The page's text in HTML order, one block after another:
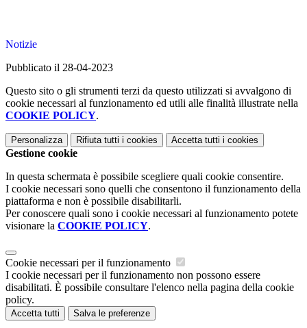
Notizie
Pubblicato il 28-04-2023
Questo sito o gli strumenti terzi da questo utilizzati si avvalgono di
cookie necessari al funzionamento ed utili alle finalità illustrate nella
COOKIE POLICY.
Personalizza Rifiuta tutti i cookies Accetta tutti i cookies
Gestione cookie
In questa schermata è possibile scegliere quali cookie consentire.
I cookie necessari sono quelli che consentono il funzionamento della
piattaforma e non è possibile disabilitarli.
Per conoscere quali sono i cookie necessari al funzionamento potete
visionare la COOKIE POLICY.
Cookie necessari per il funzionamento
I cookie necessari per il funzionamento non possono essere
disabilitati. È possibile consultare l'elenco nella pagina della cookie
policy.
Accetta tutti Salva le preferenze